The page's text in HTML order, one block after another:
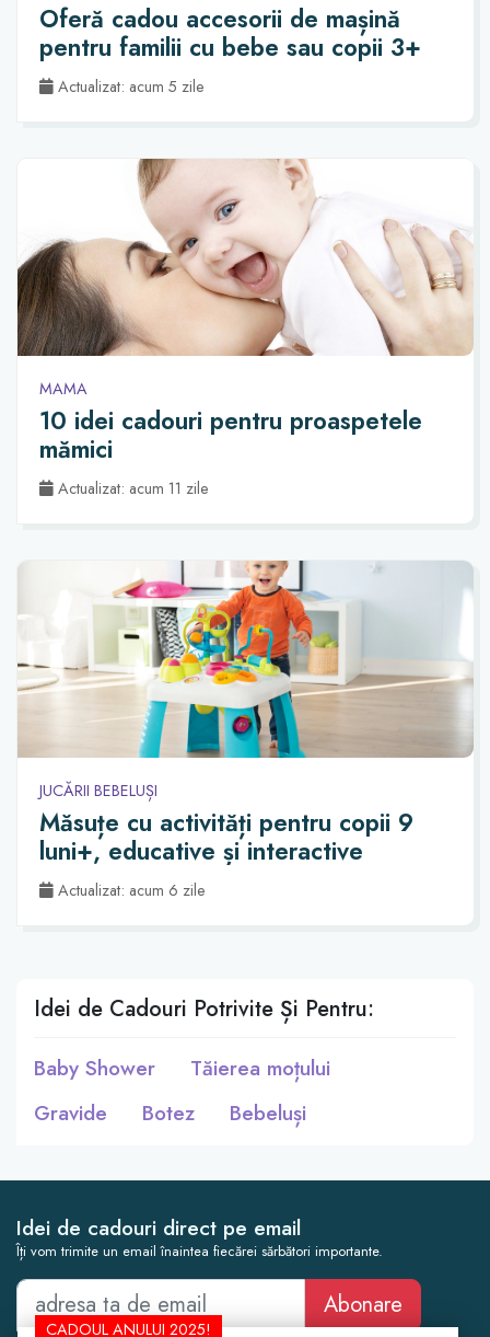
Oferă cadou accesorii de mașină
pentru familii cu bebe sau copii 3+
Actualizat: acum 5 zile
MAMA
10 idei cadouri pentru proaspetele
mămici
Actualizat: acum 11 zile
JUCĂRII BEBELUȘI
Măsuțe cu activități pentru copii 9
luni+, educative și interactive
Actualizat: acum 6 zile
Idei de Cadouri Potrivite Și Pentru:
Baby Shower
Tăierea moțului
Gravide
Botez Bebeluși
Idei de cadouri direct pe email
Îți vom trimite un email înaintea fiecărei sărbători importante.
Abonare
CADOUL ANULUI 2025!